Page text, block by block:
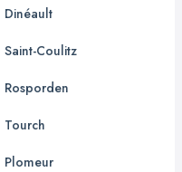
Dinéault
Saint-Coulitz
Rosporden
Tourch
Plomeur